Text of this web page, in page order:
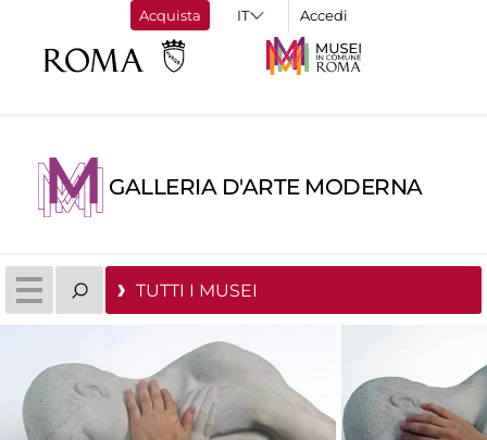
Acquista Accedi
GALLERIA D'ARTE MODERNA
TUTTI I MUSEI